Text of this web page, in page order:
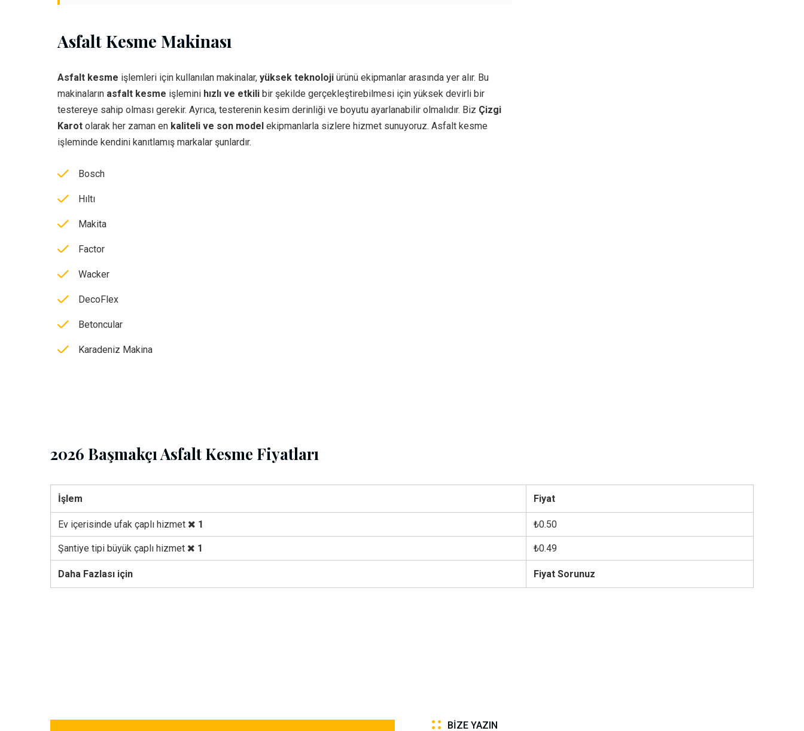
Asfalt Kesme Makinası
Asfalt kesme işlemleri için kullanılan makinalar, yüksek teknoloji ürünü ekipmanlar arasında yer alır. Bu
makinaların asfalt kesme işlemini hızlı ve etkili bir şekilde gerçekleştirebilmesi için yüksek devirli bir
testereye sahip olması gerekir. Ayrıca, testerenin kesim derinliği ve boyutu ayarlanabilir olmalıdır. Biz Çizgi
Karot olarak her zaman en kaliteli ve son model ekipmanlarla sizlere hizmet sunuyoruz. Asfalt kesme
işleminde kendini kanıtlamış markalar şunlardır.
Bosch
Hıltı
Makita
Factor
Wacker
DecoFlex
Betoncular
Karadeniz Makina
2026 Başmakçı Asfalt Kesme Fiyatları
İşlem Fiyat
Ev içerisinde ufak çaplı hizmet 1 ₺0.50
Şantiye tipi büyük çaplı hizmet 1 ₺0.49
Daha Fazlası için Fiyat Sorunuz
BIZE YAZIN